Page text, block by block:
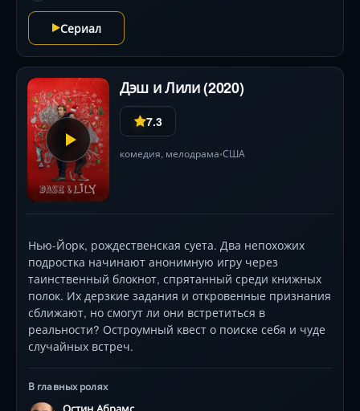
Сериал
Дэш и Лили (2020)
7.3
комедия, мелодрама•США
Нью-Йорк, рождественская суета. Два непохожих
подростка начинают анонимную игру через
таинственный блокнот, спрятанный среди книжных
полок. Их дерзкие задания и откровенные признания
сближают, но смогут ли они встретиться в
реальности? Остроумный квест о поиске себя и чуде
случайных встреч.
В главных ролях
Остин Абрамс